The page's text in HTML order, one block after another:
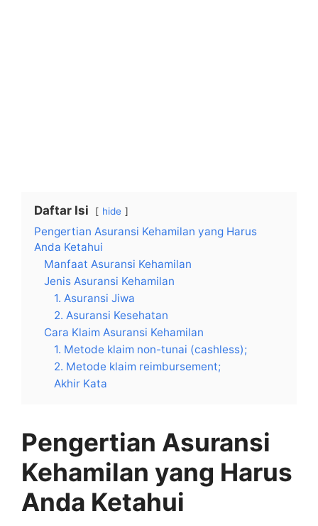
Daftar Isi hide
Pengertian Asuransi Kehamilan yang Harus
Anda Ketahui
Manfaat Asuransi Kehamilan
Jenis Asuransi Kehamilan
1. Asuransi Jiwa
2. Asuransi Kesehatan
Cara Klaim Asuransi Kehamilan
1. Metode klaim non-tunai (cashless);
2. Metode klaim reimbursement;
Akhir Kata
Pengertian Asuransi
Kehamilan yang Harus
Anda Ketahui